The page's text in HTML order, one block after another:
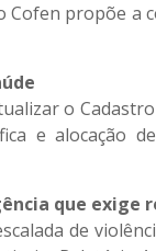
propõe
o
e alocação
que exige
de